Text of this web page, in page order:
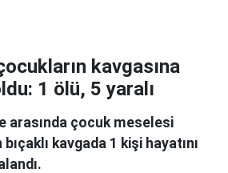
kavgasına
1 ölü, 5 yaralı
arasında çocuk meselesi
kavgada 1 kişi hayatını